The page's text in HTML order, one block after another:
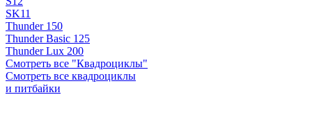
SK11
Thunder 150
Thunder Basic 125
Thunder Lux 200
Смотреть все "Квадроциклы"
Смотреть все квадроциклы
и питбайки